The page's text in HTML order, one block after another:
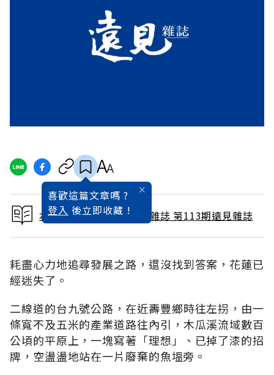
喜歡這篇文章嗎 ?
登入 後立即收藏 !
本文出自 1995 / 11月號雜誌 第113期遠見雜誌
耗盡心力地追尋發展之路，還沒找到答案，花蓮已
經迷失了。
二線道的台九號公路，在近壽豐鄉時往左拐，由一
條寬不及五米的產業道路往內引，木瓜溪流域數百
公頃的平原上，一塊寫著「理想」、已掉了漆的招
牌，空盪盪地站在一片廢棄的魚塭旁。